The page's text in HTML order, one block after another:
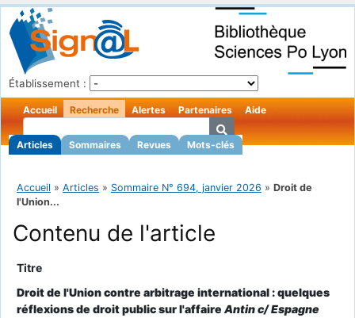
Établissement :
Accueil Recherche
Articles Sommaires Revues Mots-clés
Alertes Partenaires Aide
Accueil » Articles » Sommaire N° 694, janvier 2026 » Droit de
l'Union...
Contenu de l'article
Titre
Droit de l'Union contre arbitrage international : quelques
réflexions de droit public sur l'affaire Antin c/ Espagne